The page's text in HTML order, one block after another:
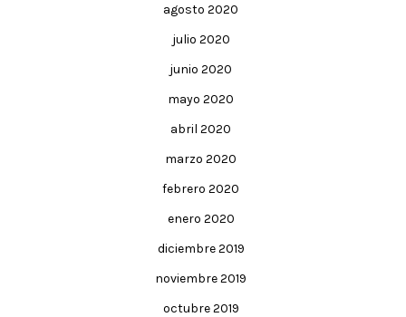
agosto 2020
julio 2020
junio 2020
mayo 2020
abril 2020
marzo 2020
febrero 2020
enero 2020
diciembre 2019
noviembre 2019
octubre 2019